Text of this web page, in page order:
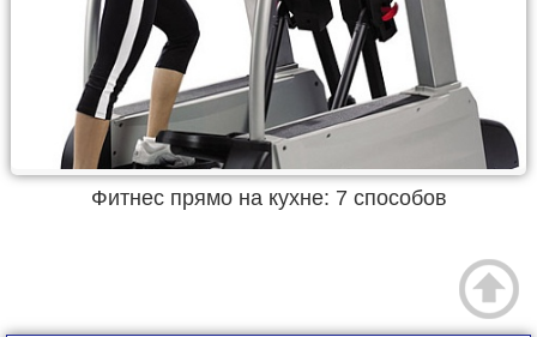
Фитнес прямо на кухне: 7 способов